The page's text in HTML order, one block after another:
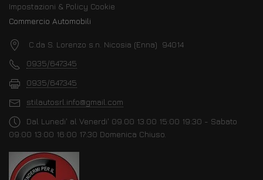
Impostazioni & Policy Cookie
Commercio Automobili
C.da S. Lorenzo s.n. Nicosia (Enna) 94014
0935/647345
0935/647345
stilautosrl.info@gmail.com
Dal Lunedi' al Venerdi' 09.00 13.00 15:00 19:30 - Sabato
09:00 13:00 16:00 17:30 Domenica Chiuso.